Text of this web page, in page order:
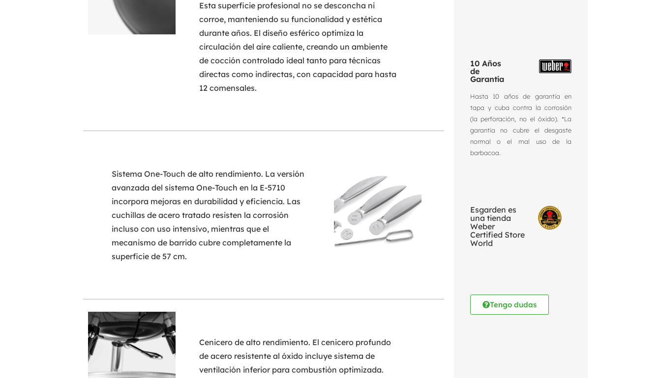
Esta superficie profesional no se desconcha ni
corroe, manteniendo su funcionalidad y estética
durante años. El diseño esférico optimiza la
circulación del aire caliente, creando un ambiente
de cocción controlado ideal tanto para técnicas
directas como indirectas, con capacidad para hasta
12 comensales.
Sistema One-Touch de alto rendimiento. La versión
avanzada del sistema One-Touch en la E-5710
incorpora mejoras en durabilidad y eficiencia. Las
cuchillas de acero tratado resisten la corrosión
incluso con uso intensivo, mientras que el
mecanismo de barrido cubre completamente la
superficie de 57 cm.
Cenicero de alto rendimiento. El cenicero profundo
de acero resistente al óxido incluye sistema de
ventilación inferior para combustión optimizada.
10 Años
de
Garantía
Hasta 10 años de garantía en
tapa y cuba contra la corrosión
(la perforación, no el óxido). *La
garantía no cubre el desgaste
normal o el mal uso de la
barbacoa.
Esgarden es
una tienda
Weber
Certified Store
World
Tengo dudas